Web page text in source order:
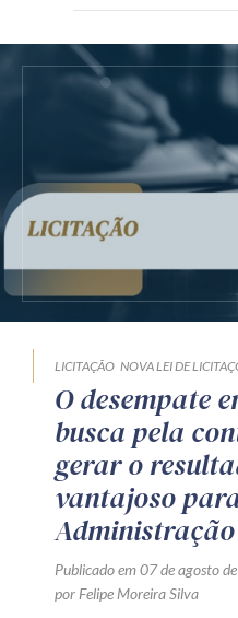
LICITAÇÃO NOVA LEI DE
O desempate
busca pela
gerar o
vantajoso
Administração
Publicado em 07 de agosto
por Felipe Moreira Silva